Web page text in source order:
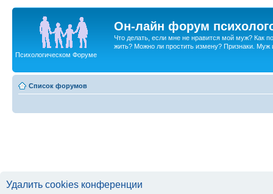
Он-лайн форум
Что делать, если мне не нравится мой муж? Как
жить? Можно ли простить измену? Признаки. Муж
Психологическом Форуме
Список форумов
Удалить cookies конференции